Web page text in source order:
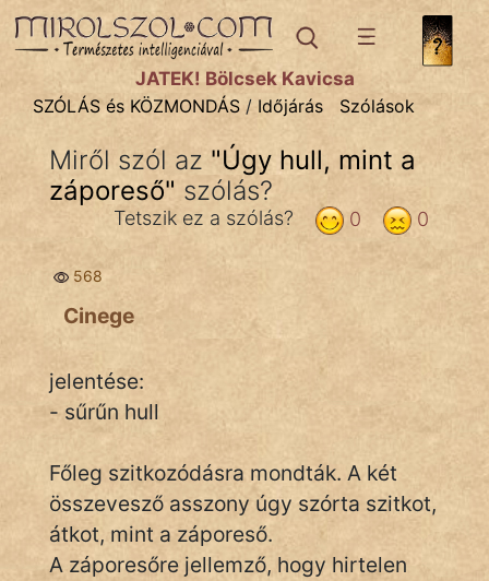
SZÓLÁS ÉS KÖZMONDÁStémák:
Bibliai
Közmondások
Szállóigék
Szóláscsoportok
Szólások
Tréfás
IRODALOM
JÁTÉK! Bölcsek Kavicsa
SZÓLÁS és KÖZMONDÁS / Időjárás Szólások
Miről szól az "Úgy hull, mint a
záporeső" szólás?
0
0
Tetszik ez a szólás?
568
Cinege
jelentése:
- sűrűn hull
Főleg szitkozódásra mondták. A két
összevesző asszony úgy szórta szitkot,
átkot, mint a záporeső.
A záporesőre jellemző, hogy hirtelen